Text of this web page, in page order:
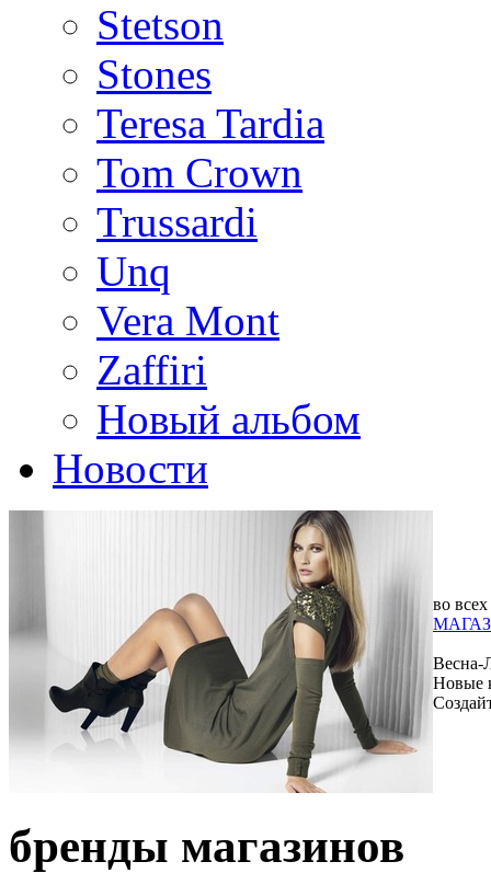
Stetson
Stones
Teresa Tardia
Tom Crown
Trussardi
Unq
Vera Mont
Zaffiri
Новый альбом
Новости
во всех
Весна-
Новые
бренды магазинов